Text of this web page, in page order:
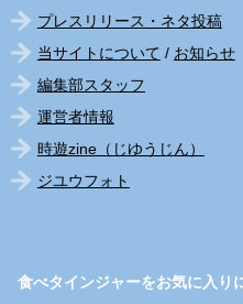
プレスリリース・ネタ投稿
当サイトについて / お知らせ
編集部スタッフ
運営者情報
時遊zine（じゆうじん）
ジユウフォト
食べタインジャーをお気に入り